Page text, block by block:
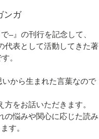
ンガ
―』の刊行を記念して、
代表として活動してきた著
。
いから生まれた言葉なので
をお話いただきます。
の悩みや関心に応じた読み
す。